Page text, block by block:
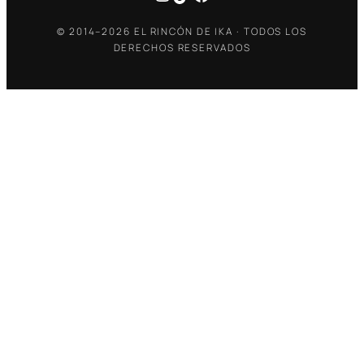
© 2014–2026 EL RINCÓN DE IKA · TODOS LOS
DERECHOS RESERVADOS